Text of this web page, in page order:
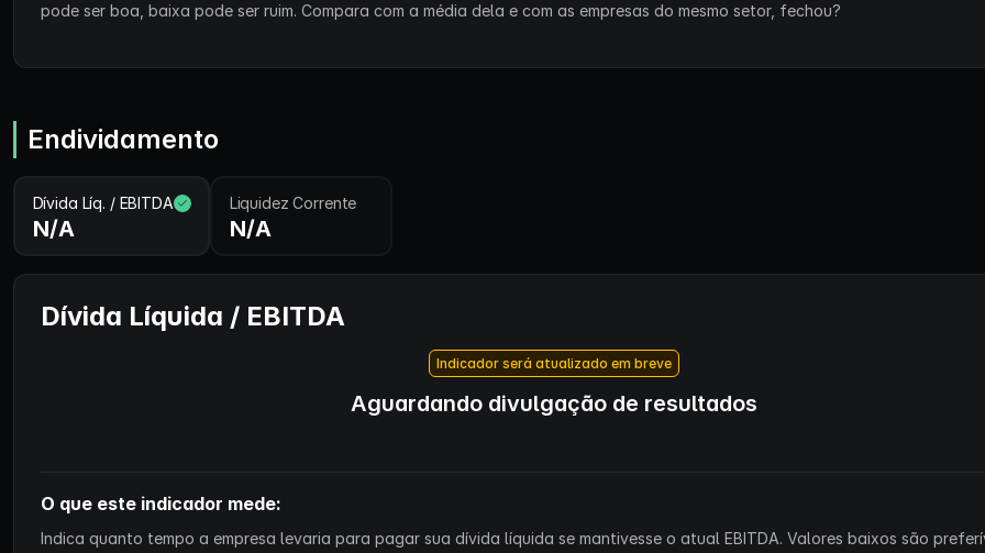
pode ser boa, baixa pode ser ruim. Compara com a média dela e com as empresas do mesmo setor, fechou?
Endividamento
Dívida Líq. / EBITDA
N/A
Liquidez Corrente
N/A
Dívida Líquida / EBITDA
Indicador será atualizado em breve
Aguardando divulgação de resultados
O que este indicador mede:
Indica quanto tempo a empresa levaria para pagar sua dívida líquida se mantivesse o atual EBITDA. Valores baixos são